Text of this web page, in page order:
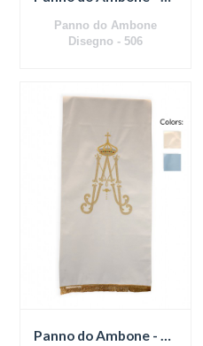
Panno do Ambone
Disegno - 506
Panno do Ambone - Mariana